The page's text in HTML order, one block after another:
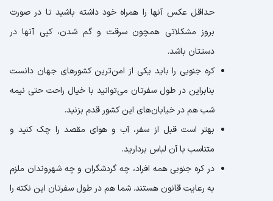
حداقل عکس آنها را همراه خود داشته باشید تا در صورت
بروز مشکلاتی همچون سرقت و گم شدن، کپی آنها در
دستتان باشد.
کره جنوبی را باید یکی از امن‌ترین کشورهای جهان دانست
بنابراین در طول سفرتان می‌توانید با خیال راحت حتی نیمه
شب هم در خیابان‌های این کشور قدم بزنید.
بهتر است قبل از سفر، آب و هوای مقصد را چک کنید و
متناسب با آن لباس بردارید.
در کره جنوبی همه افراد، چه گردشگران و چه شهروندان ملزم
به رعایت قانون هستند. شما هم در طول سفرتان این نکته را